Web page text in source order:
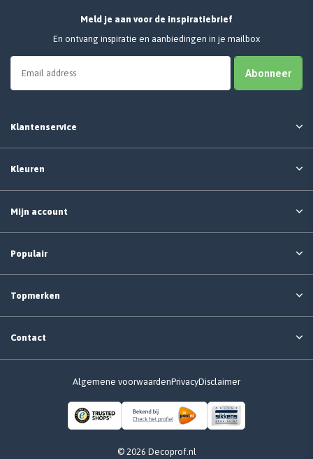
Meld je aan voor de inspiratiebrief
En ontvang inspiratie en aanbiedingen in je mailbox
Abonneer
Klantenservice
Kleuren
Mijn account
Populair
Topmerken
Contact
Algemene voorwaardenPrivacyDisclaimer
© 2026 Decoprof.nl